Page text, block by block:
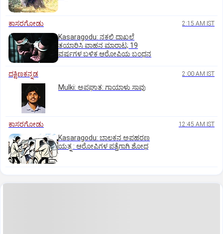
ಕಾಸರಗೋಡು 2:15 AM IST
Kasaragodu: ನಕಲಿ ದಾಖಲೆ
ತಯಾರಿಸಿ ವಾಹನ ಮಾರಾಟ; 19
ವರ್ಷಗಳ ಬಳಿಕ ಆರೋಪಿಯ ಬಂಧನ
ದಕ್ಷಿಣಕನ್ನಡ 2:00 AM IST
Mulki: ಅಪಘಾತ: ಗಾಯಾಳು ಸಾವು
ಕಾಸರಗೋಡು 12:45 AM IST
Kasaragodu: ಬಾಲಕನ ಅಪಹರಣ
ಯತ್ನ : ಆರೋಪಿಗಳ ಪತ್ತೆಗಾಗಿ ಶೋಧ